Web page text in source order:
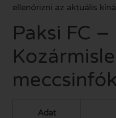
ellenőrizni az aktuális
Paksi FC –
meccsinfók
Adat